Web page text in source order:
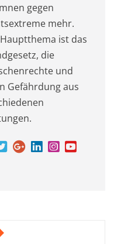
gegen
mehr.
ist das
die
und
Gefährdung aus